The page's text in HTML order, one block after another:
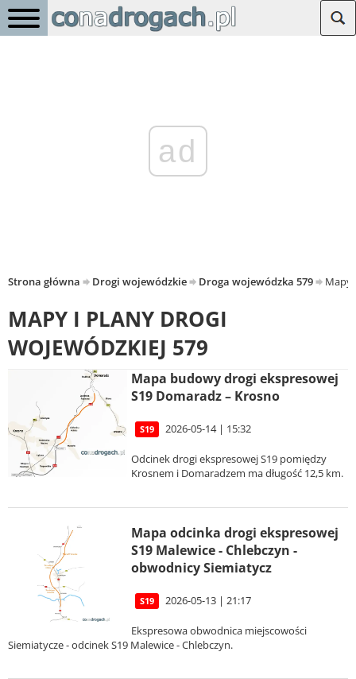
ad
Strona główna Drogi wojewódzkie Droga wojewódzka 579 Mapy
MAPY I PLANY DROGI
WOJEWÓDZKIEJ 579
Mapa budowy drogi ekspresowej
S19 Domaradz – Krosno
S19 2026-05-14 | 15:32
Odcinek drogi ekspresowej S19 pomiędzy
Krosnem i Domaradzem ma długość 12,5 km.
Mapa odcinka drogi ekspresowej
S19 Malewice - Chlebczyn -
obwodnicy Siemiatycz
S19 2026-05-13 | 21:17
Ekspresowa obwodnica miejscowości
Siemiatycze - odcinek S19 Malewice - Chlebczyn.